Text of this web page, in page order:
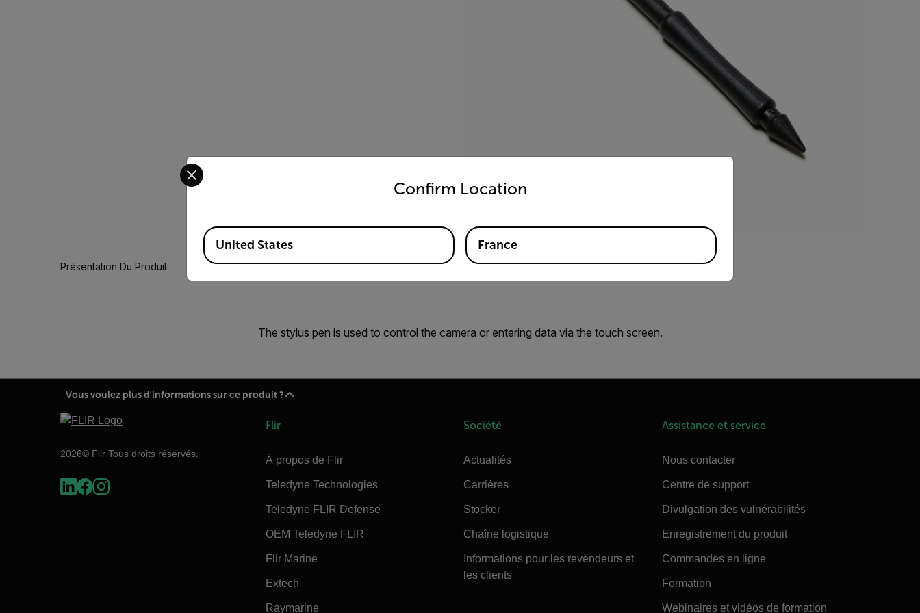
Présentation Du Produit
The stylus pen is used to control the camera or entering data via the touch screen.
Vous voulez plus d'informations sur ce produit ?
2026© Flir Tous droits réservés.
Flir
À propos de Flir
Teledyne Technologies
Teledyne FLIR Defense
OEM Teledyne FLIR
Flir Marine
Extech
Raymarine
Société
Actualités
Carrières
Stocker
Chaîne logistique
Informations pour les revendeurs et
les clients
Assistance et service
Nous contacter
Centre de support
Divulgation des vulnérabilités
Enregistrement du produit
Commandes en ligne
Formation
Webinaires et vidéos de formation
Confirm Location
Select your preferred country and language from the options below to access the appropriate version of our website.
Available Locations
United States France